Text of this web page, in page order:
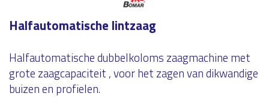
Halfautomatische lintzaag
Halfautomatische dubbelkoloms zaagmachine met
grote zaagcapaciteit , voor het zagen van dikwandige
buizen en profielen.